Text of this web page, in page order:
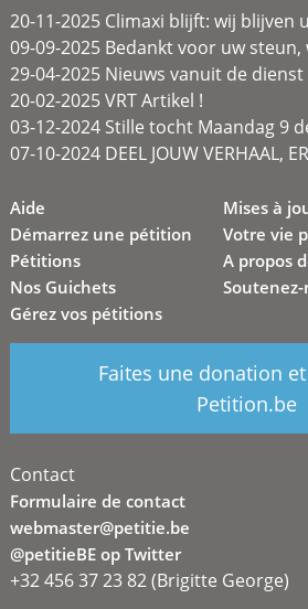
20-11-2025 Climaxi blijft: wij blijven
09-09-2025 Bedankt voor uw
29-04-2025 Nieuws vanuit de
20-02-2025 VRT Artikel !
03-12-2024 Stille tocht Maandag 9
07-10-2024 DEEL JOUW VERHAAL,
Aide
Démarrez une pétition
Pétitions
Nos Guichets
Gérez vos pétitions
Mises à
Votre vie
A propos
Faites une donation
Petition.be
Contact
Formulaire de contact
webmaster@petitie.be
@petitieBE op Twitter
+32 456 37 23 82 (Brigitte George)